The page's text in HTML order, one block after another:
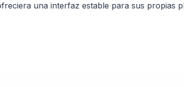
una interfaz estable para sus propias